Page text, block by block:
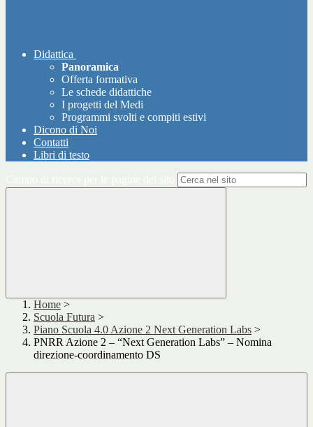
Didattica
Panoramica
Offerta formativa
Le schede didattiche
I progetti del Medi
Programmi svolti e compiti estivi
Dicono di Noi
Contatti
Libri di testo
Home >
Scuola Futura >
Piano Scuola 4.0 Azione 2 Next Generation Labs >
PNRR Azione 2 – “Next Generation Labs” – Nomina
direzione-coordinamento DS